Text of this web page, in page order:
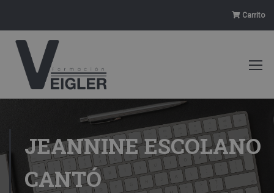
Carrito
JEANNINE ESCOLANO
CANTÓ